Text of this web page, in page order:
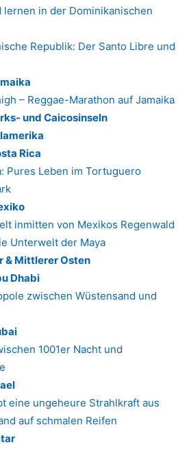
lernen in der Dominikanischen
Republik: Der Santo Libre und
– Reggae-Marathon auf Jamaika
und Caicosinseln
Rica
Pures Leben im Tortuguero
inmitten von Mexikos Regenwald
Unterwelt der Maya
& Mittlerer Osten
Dhabi
zwischen Wüstensand und
1001er Nacht und
eine ungeheure Strahlkraft aus
auf schmalen Reifen